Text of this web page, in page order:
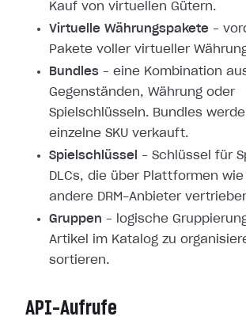
Kauf von virtuellen Gütern.
Virtuelle Währungspakete –
Pakete voller virtueller
Bundles – eine Kombination
Gegenständen, Währung oder
Spielschlüsseln. Bundles
einzelne SKU verkauft.
Spielschlüssel
– Schlüssel für
DLCs, die über Plattformen
andere DRM-Anbieter
Gruppen – logische
Artikel im Katalog zu
sortieren.
API-Aufrufe